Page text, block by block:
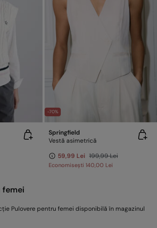
-70%
Springfield
Vestă asimetrică
59,99 Lei 199,99 Lei
Economisești 140,00 Lei
femei
Pulovere pentru femei disponibilă în magazinul